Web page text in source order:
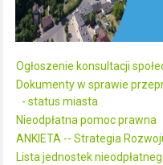
Ogłoszenie konsultacji
Dokumenty w sprawie
- status miasta
Nieodpłatna pomoc prawna
ANKIETA -- Strategia
Lista jednostek